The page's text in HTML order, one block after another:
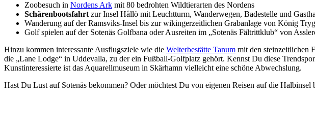
Zoobesuch in Nordens Ark mit 80 bedrohten Wildtierarten des Nordens
Schärenbootsfahrt zur Insel Hållö mit Leuchtturm, Wanderwegen, Badestelle und
Wanderung auf der Ramsviks-Insel bis zur wikingerzeitlichen Grabanlage von König
Golf spielen auf der Sotenäs Golfbana oder Ausreiten im „Sotenäs Fältrittklub“ von
Hinzu kommen interessante Ausflugsziele wie die Welterbestätte Tanum mit den steinzeitlichen
die „Lane Lodge“ in Uddevalla, zu der ein Fußball-Golfplatz gehört. Kennst Du diese
Kunstinteressierte ist das Aquarellmuseum in Skärhamn vielleicht eine schöne Abwechslung.
Hast Du Lust auf Sotenäs bekommen? Oder möchtest Du von eigenen Reisen auf die